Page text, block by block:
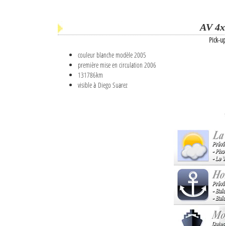
AV
Pick-
couleur blanche modèle 2005
première mise en circulation 2006
131786km
visible à Diego Suarez